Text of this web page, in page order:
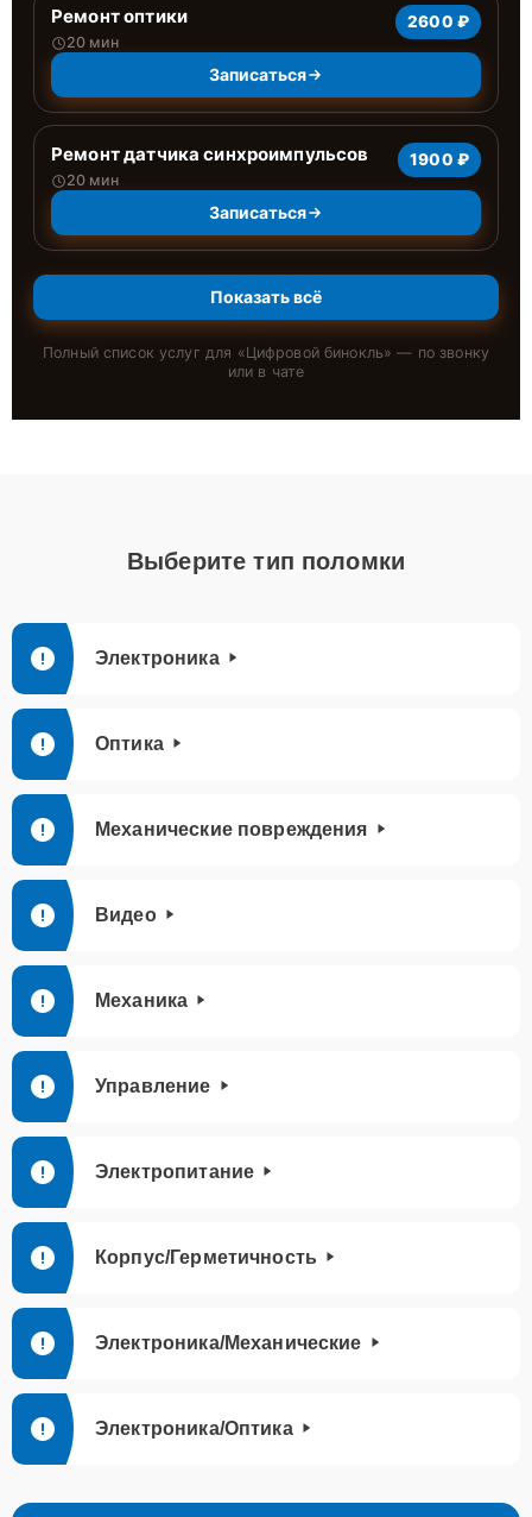
Ремонт оптики
20 мин
2600 ₽
Записаться
Ремонт датчика синхроимпульсов
20 мин
1900 ₽
Записаться
Показать всё
Полный список услуг для «Цифровой бинокль» — по звонку
или в чате
Выберите тип поломки
Электроника
Оптика
Механические повреждения
Видео
Механика
Управление
Электропитание
Корпус/Герметичность
Электроника/Механические
Электроника/Оптика